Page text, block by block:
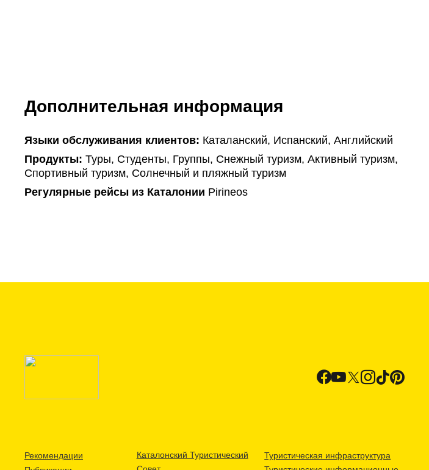
Дополнительная информация
Языки обслуживания клиентов: Каталанский, Испанский, Английский
Продукты: Туры, Студенты, Группы, Снежный туризм, Активный туризм,
Спортивный туризм, Солнечный и пляжный туризм
Регулярные рейсы из Каталонии Pirineos
Рекомендации
Каталонский Туристический
Туристическая инфраструктура